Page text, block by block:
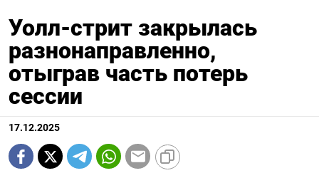
Уолл-стрит закрылась
разнонаправленно,
отыграв часть потерь
сессии
17.12.2025